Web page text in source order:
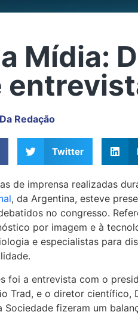
Mídia:
Da Redação
Twitter
de imprensa realizadas
, da Argentina, esteve
no congresso.
por imagem e à
e especialistas para
foi a entrevista com o
Trad, e o diretor científico,
Sociedade fizeram um